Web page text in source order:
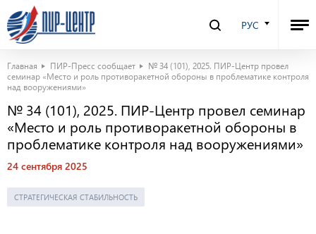
РУС
Главная ПИР-Пресс сообщает
№ 34 (101), 2025. ПИР-Центр провел
семинар «Место и роль противоракетной обороны в проблематике контроля
над вооружениями»
№ 34 (101), 2025. ПИР-Центр провел семинар
«Место и роль противоракетной обороны в
проблематике контроля над вооружениями»
24 сентября 2025
СТРАТЕГИЧЕСКАЯ СТАБИЛЬНОСТЬ